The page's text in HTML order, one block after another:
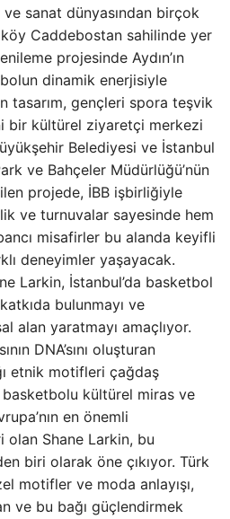
ve sanat dünyasından birçok
Caddebostan sahilinde yer
projesinde Aydın’ın
dinamik enerjisiyle
tasarım, gençleri spora teşvik
bir kültürel ziyaretçi merkezi
Belediyesi ve İstanbul
ve Bahçeler Müdürlüğü’nün
projede, İBB işbirliğiyle
ve turnuvalar sayesinde hem
misafirler bu alanda keyifli
deneyimler yaşayacak.
Larkin, İstanbul’da basketbol
bulunmayı ve
alan yaratmayı amaçlıyor.
DNA’sını oluşturan
etnik motifleri çağdaş
kültürel miras ve
en önemli
olan Shane Larkin, bu
biri olarak öne çıkıyor. Türk
motifler ve moda anlayışı,
ve bu bağı güçlendirmek